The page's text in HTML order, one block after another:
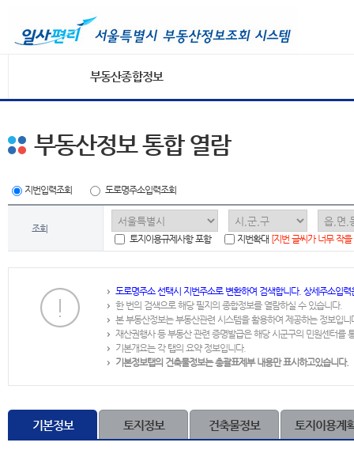
부동산종합정보
부동산정보 통합 열람
지번입력조회 도로명주소입력조회
조회
토지이용규제사항 포함
지번확대 [지번 글씨가 너무 작
도로명주소 선택시 지번주소로 변환하여 검색합니다. 상세주소입
한 번의 검색으로 해당 필지의 종합정보를 열람하실 수 있습니다.
본 부동산정보는 부동산관련 시스템을 활용하여 제공하는 정보입니
재산권행사 등 부동산 관련 증명발급은 해당 시군구의 민원센터를
기본개요는 각 탭의 요약 정보입니다.
기본정보탭의 건축물정보는 총괄표제부 내용만 표시하고있습니다.
기본정보 토지정보 건축물정보 토지이용계